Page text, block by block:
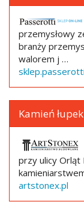
przemysłowy
branży
walorem j …
Kamień
przy ulicy Orląt
artstonex.pl